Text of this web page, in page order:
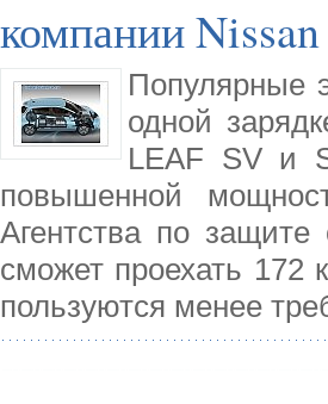
компании Nissan
Популярные
одной
LEAF SV и
повышенной
Агентства по
сможет проехать 172
пользуются менее